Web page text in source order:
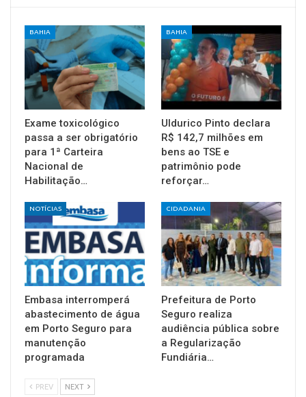
BAHIA
Exame toxicológico
passa a ser obrigatório
para 1ª Carteira
Nacional de
Habilitação…
BAHIA
Uldurico Pinto declara
R$ 142,7 milhões em
bens ao TSE e
patrimônio pode
reforçar…
NOTÍCIAS
Embasa interromperá
abastecimento de água
em Porto Seguro para
manutenção
programada
CIDADANIA
Prefeitura de Porto
Seguro realiza
audiência pública sobre
a Regularização
Fundiária…
PREV NEXT